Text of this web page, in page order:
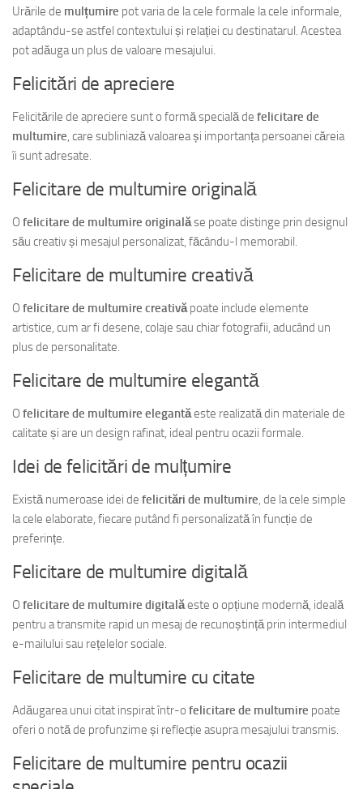
Urările de mulțumire pot varia de la cele formale la cele informale,
adaptându-se astfel contextului și relației cu destinatarul. Acestea
pot adăuga un plus de valoare mesajului.
Felicitări de apreciere
Felicitările de apreciere sunt o formă specială de felicitare de
multumire, care subliniază valoarea și importanța persoanei căreia
îi sunt adresate.
Felicitare de multumire originală
O felicitare de multumire originalăse poate distinge prin designul
său creativ și mesajul personalizat, făcându-l memorabil.
Felicitare de multumire creativă
O felicitare de multumire creativăpoate include elemente
artistice, cum ar fi desene, colaje sau chiar fotografii, aducând un
plus de personalitate.
Felicitare de multumire elegantă
O felicitare de multumire elegantăeste realizată din materiale de
calitate și are un design rafinat, ideal pentru ocazii formale.
Idei de felicitări de mulțumire
Există numeroase idei de felicitări de multumire, de la cele simple
la cele elaborate, fiecare putând fi personalizată în funcție de
preferințe.
Felicitare de multumire digitală
O felicitare de multumire digitalăeste o opțiune modernă, ideală
pentru a transmite rapid un mesaj de recunoștință prin intermediul
e-mailului sau rețelelor sociale.
Felicitare de multumire cu citate
Adăugarea unui citat inspirat într-o felicitare de multumire poate
oferi o notă de profunzime și reflecție asupra mesajului transmis.
Felicitare de multumire pentru ocazii